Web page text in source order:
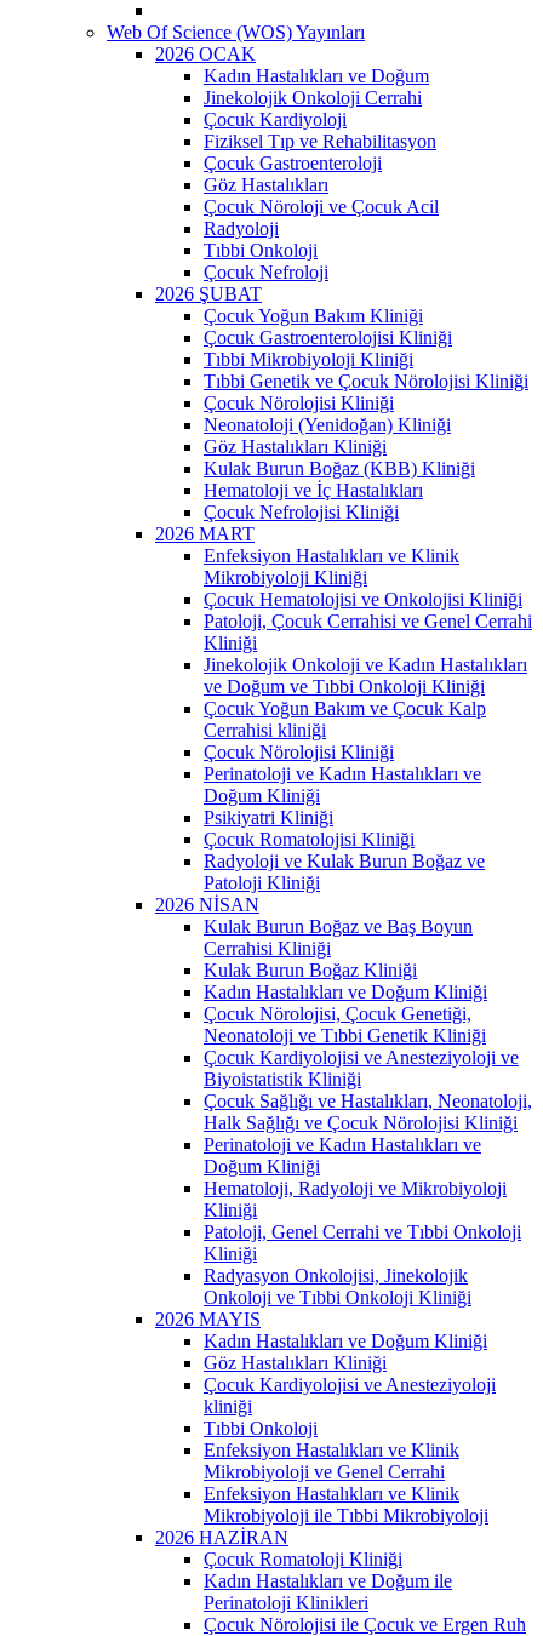
Web Of Science (WOS) Yayınları
2026 OCAK
Kadın Hastalıkları ve Doğum
Jinekolojik Onkoloji Cerrahi
Çocuk Kardiyoloji
Fiziksel Tıp ve Rehabilitasyon
Çocuk Gastroenteroloji
Göz Hastalıkları
Çocuk Nöroloji ve Çocuk Acil
Radyoloji
Tıbbi Onkoloji
Çocuk Nefroloji
2026 ŞUBAT
Çocuk Yoğun Bakım Kliniği
Çocuk Gastroenterolojisi Kliniği
Tıbbi Mikrobiyoloji Kliniği
Tıbbi Genetik ve Çocuk Nörolojisi Kliniği
Çocuk Nörolojisi Kliniği
Neonatoloji (Yenidoğan) Kliniği
Göz Hastalıkları Kliniği
Kulak Burun Boğaz (KBB) Kliniği
Hematoloji ve İç Hastalıkları
Çocuk Nefrolojisi Kliniği
2026 MART
Enfeksiyon Hastalıkları ve Klinik
Mikrobiyoloji Kliniği
Çocuk Hematolojisi ve Onkolojisi Kliniği
Patoloji, Çocuk Cerrahisi ve Genel Cerrahi
Kliniği
Jinekolojik Onkoloji ve Kadın Hastalıkları
ve Doğum ve Tıbbi Onkoloji Kliniği
Çocuk Yoğun Bakım ve Çocuk Kalp
Cerrahisi kliniği
Çocuk Nörolojisi Kliniği
Perinatoloji ve Kadın Hastalıkları ve
Doğum Kliniği
Psikiyatri Kliniği
Çocuk Romatolojisi Kliniği
Radyoloji ve Kulak Burun Boğaz ve
Patoloji Kliniği
2026 NİSAN
Kulak Burun Boğaz ve Baş Boyun
Cerrahisi Kliniği
Kulak Burun Boğaz Kliniği
Kadın Hastalıkları ve Doğum Kliniği
Çocuk Nörolojisi, Çocuk Genetiği,
Neonatoloji ve Tıbbi Genetik Kliniği
Çocuk Kardiyolojisi ve Anesteziyoloji ve
Biyoistatistik Kliniği
Çocuk Sağlığı ve Hastalıkları, Neonatoloji,
Halk Sağlığı ve Çocuk Nörolojisi Kliniği
Perinatoloji ve Kadın Hastalıkları ve
Doğum Kliniği
Hematoloji, Radyoloji ve Mikrobiyoloji
Kliniği
Patoloji, Genel Cerrahi ve Tıbbi Onkoloji
Kliniği
Radyasyon Onkolojisi, Jinekolojik
Onkoloji ve Tıbbi Onkoloji Kliniği
2026 MAYIS
Kadın Hastalıkları ve Doğum Kliniği
Göz Hastalıkları Kliniği
Çocuk Kardiyolojisi ve Anesteziyoloji
kliniği
Tıbbi Onkoloji
Enfeksiyon Hastalıkları ve Klinik
Mikrobiyoloji ve Genel Cerrahi
Enfeksiyon Hastalıkları ve Klinik
Mikrobiyoloji ile Tıbbi Mikrobiyoloji
2026 HAZİRAN
Çocuk Romatoloji Kliniği
Kadın Hastalıkları ve Doğum ile
Perinatoloji Klinikleri
Çocuk Nörolojisi ile Çocuk ve Ergen Ruh